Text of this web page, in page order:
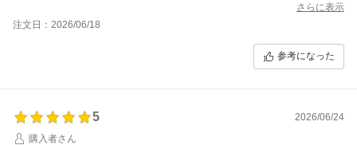
さらに表示
注文日：2026/06/18
参考になった
5
2026/06/24
購入者さん